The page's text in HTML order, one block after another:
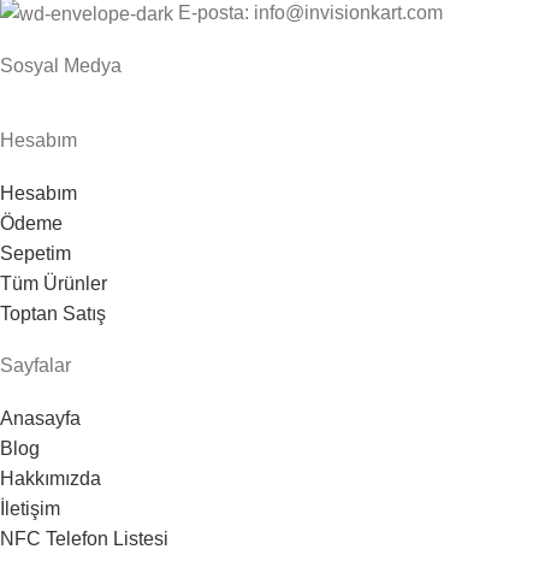
E-posta: info@invisionkart.com
Sosyal Medya
Hesabım
Hesabım
Ödeme
Sepetim
Tüm Ürünler
Toptan Satış
Sayfalar
Anasayfa
Blog
Hakkımızda
İletişim
NFC Telefon Listesi